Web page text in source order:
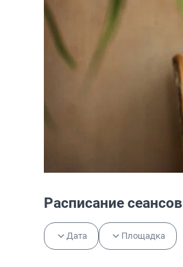
Расписание сеансов
Дата Площадка